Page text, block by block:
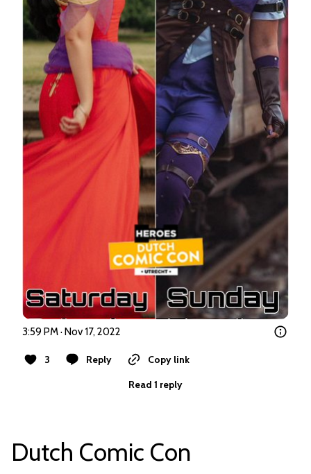
3:59 PM · Nov 17, 2022
3 Reply
Copy link
Read 1 reply
Dutch Comic Con